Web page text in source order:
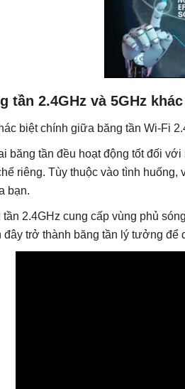
tần 2.4GHz và 5GHz
biệt chính giữa băng tần Wi-Fi
băng tần đều hoạt động tốt đối
riêng. Tùy thuộc vào tình
bạn.
tần 2.4GHz cung cấp vùng phủ
đây trở thành băng tần lý tưởng để